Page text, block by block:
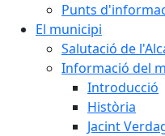
Punts
El municipi
Salutació de
Informació del
Introducció
Història
Jacint